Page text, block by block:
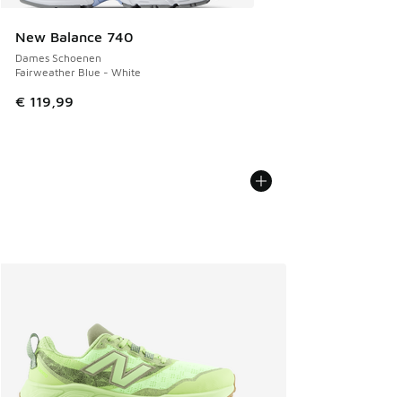
New Balance 740
Dames Schoenen
Fairweather Blue - White
€ 119,99